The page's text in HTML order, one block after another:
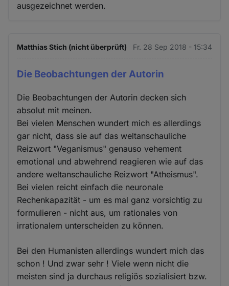
ausgezeichnet werden.
Matthias Stich (nicht überprüft) Fr. 28 Sep 2018 - 15:34
Die Beobachtungen der Autorin
Die Beobachtungen der Autorin decken sich
absolut mit meinen.
Bei vielen Menschen wundert mich es allerdings
gar nicht, dass sie auf das weltanschauliche
Reizwort "Veganismus" genauso vehement
emotional und abwehrend reagieren wie auf das
andere weltanschauliche Reizwort "Atheismus".
Bei vielen reicht einfach die neuronale
Rechenkapazität - um es mal ganz vorsichtig zu
formulieren - nicht aus, um rationales von
irrationalem unterscheiden zu können.
Bei den Humanisten allerdings wundert mich das
schon ! Und zwar sehr ! Viele wenn nicht die
meisten sind ja durchaus religiös sozialisiert bzw.